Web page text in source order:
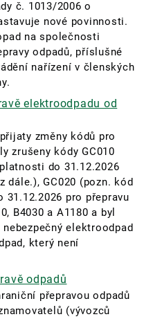
č. 1013/2006 o
nové povinnosti.
na společnosti
odpadů, příslušné
nařízení v členských
elektroodpadu od
změny kódů pro
zrušeny kódy GC010
do 31.12.2026
dále.), GC020 (pozn. kód
31.12.2026 pro přepravu
B4030 a A1180 a byl
elektroodpad
který není
odpadů
přepravou odpadů
(vývozců